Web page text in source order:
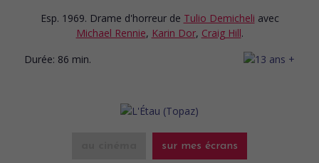
Esp. 1969. Drame d'horreur de Tulio Demicheli avec
Michael Rennie, Karin Dor, Craig Hill.
Durée: 86 min.
sur mes écrans